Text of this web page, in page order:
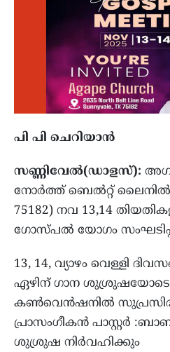
പി പി ചെറിയാന്‍
സണ്ണിവേല്‍(ഡാളസ്):
നോര്‍ത്ത് ബെല്‍റ്റ് ലൈനില്‍
75182) നവ 13,14
ഗോസ്പല്‍ യോഗം
13, 14, വ്യാഴം വെള്ളി
ഏഴിന് ഗാന ശുശ്രുഷയോടെ
കണ്‍വെന്‍ഷനില്‍
പ്രാസംഗീകന്‍ പാസ്റ്റര്‍
ശുശ്രുഷ നിര്‍വഹിക്കും